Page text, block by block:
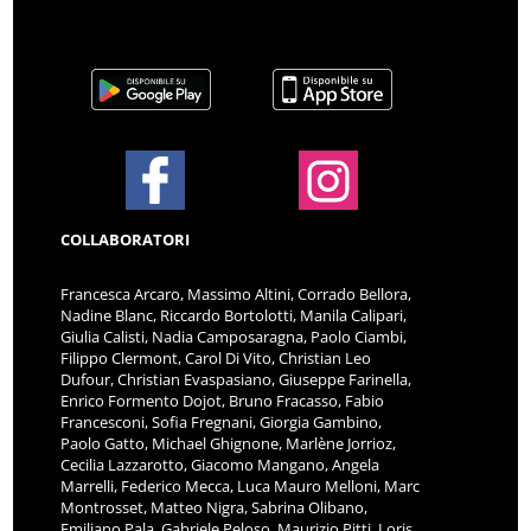
COLLABORATORI
Francesca Arcaro, Massimo Altini, Corrado Bellora,
Nadine Blanc, Riccardo Bortolotti, Manila Calipari,
Giulia Calisti, Nadia Camposaragna, Paolo Ciambi,
Filippo Clermont, Carol Di Vito, Christian Leo
Dufour, Christian Evaspasiano, Giuseppe Farinella,
Enrico Formento Dojot, Bruno Fracasso, Fabio
Francesconi, Sofia Fregnani, Giorgia Gambino,
Paolo Gatto, Michael Ghignone, Marlène Jorrioz,
Cecilia Lazzarotto, Giacomo Mangano, Angela
Marrelli, Federico Mecca, Luca Mauro Melloni, Marc
Montrosset, Matteo Nigra, Sabrina Olibano,